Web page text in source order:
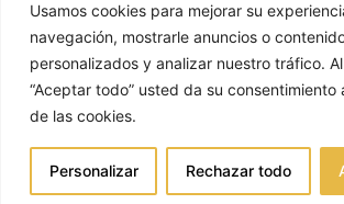
Usamos cookies para mejorar su
navegación, mostrarle anuncios o
personalizados y analizar nuestro tráfico.
“Aceptar todo” usted da su consentimiento
de las cookies.
Personalizar Rechazar todo